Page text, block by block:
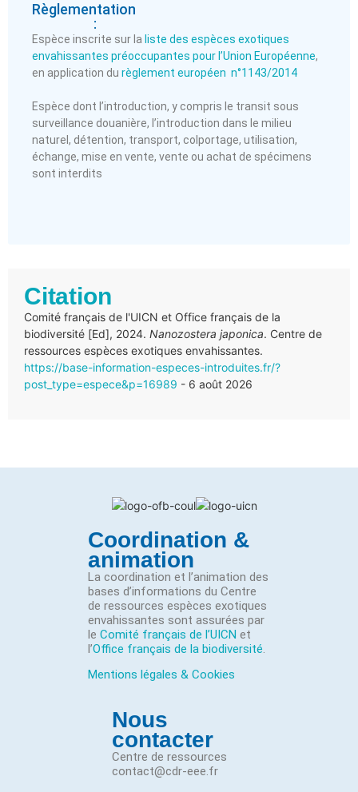
Règlementation
:
Espèce inscrite sur la liste des espèces exotiques
envahissantes préoccupantes pour l’Union Européenne,
en application du règlement européen n°1143/2014
Espèce dont l’introduction, y compris le transit sous
surveillance douanière, l’introduction dans le milieu
naturel, détention, transport, colportage, utilisation,
échange, mise en vente, vente ou achat de spécimens
sont interdits
Citation
Comité français de l'UICN et Office français de la
biodiversité [Ed], 2024. Nanozostera japonica. Centre de
ressources espèces exotiques envahissantes.
https://base-information-especes-introduites.fr/?
post_type=espece&p=16989 - 6 août 2026
Coordination &
animation
La coordination et l’animation des
bases d’informations du Centre
de ressources espèces exotiques
envahissantes sont assurées par
le Comité français de l’UICN et
l’Office français de la biodiversité.
Mentions légales & Cookies
Nous
contacter
Centre de ressources
contact@cdr-eee.fr